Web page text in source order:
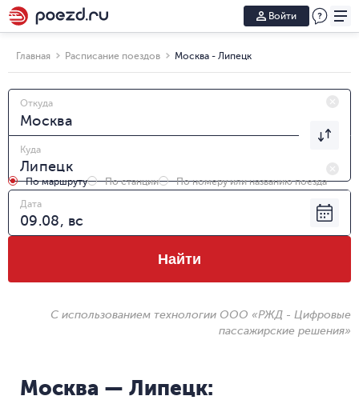
Войти
Главная Расписание поездов Москва - Липецк
Откуда
Куда
По маршруту По станции
По номеру или названию поезда
Дата
Найти
С использованием технологии ООО «РЖД - Цифровые
пассажирские решения»
Москва — Липецк: